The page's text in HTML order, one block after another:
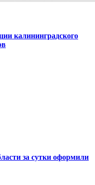
калининградского
за сутки оформили